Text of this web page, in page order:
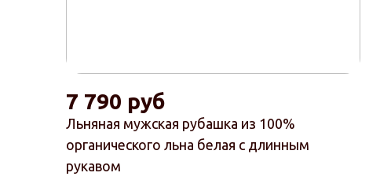
Льняная мужская рубашка из 100%
органического льна белая с длинным
рукавом
7 790 руб